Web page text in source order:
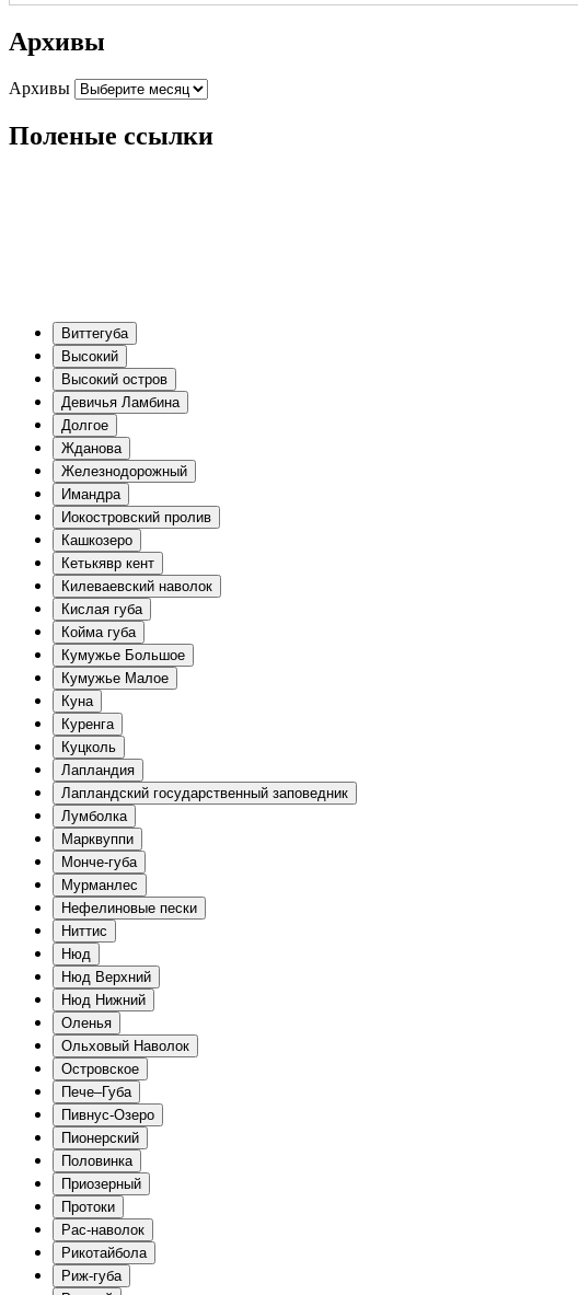
Архивы
Архивы
Поленые ссылки
Виттегуба
Высокий
Высокий остров
Девичья Ламбина
Долгое
Жданова
Железнодорожный
Имандра
Иокостровский пролив
Кашкозеро
Кетькявр кент
Килеваевский наволок
Кислая губа
Койма губа
Кумужье Большое
Кумужье Малое
Куна
Куренга
Куцколь
Лапландия
Лапландский государственный заповедник
Лумболка
Марквуппи
Монче-губа
Мурманлес
Нефелиновые пески
Ниттис
Нюд
Нюд Верхний
Нюд Нижний
Оленья
Ольховый Наволок
Островское
Пече–Губа
Пивнус-Озеро
Пионерский
Половинка
Приозерный
Протоки
Рас-наволок
Рикотайбола
Риж-губа